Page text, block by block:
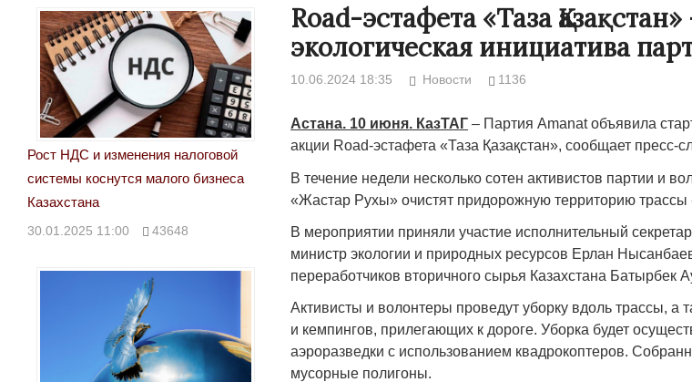
Road-эстафета «Таза
экологическая инициатива
10.06.2024 18:35 Новости 1136
Астана. 10 июня. КазТАГ – Партия Amanat объявила
акции Road-эстафета «Таза Қазақстан», сообщает пресс-
В течение недели несколько сотен активистов партии и
«Жастар Рухы» очистят придорожную территорию
В мероприятии приняли участие исполнительный
министр экологии и природных ресурсов Ерлан
переработчиков вторичного сырья Казахстана Батырбек
Активисты и волонтеры проведут уборку вдоль трассы, а
и кемпингов, прилегающих к дороге. Уборка будет
аэроразведки с использованием квадрокоптеров.
мусорные полигоны.
Рост НДС и изменения налоговой
системы коснутся малого бизнеса
Казахстана
30.01.2025 11:00 43648
Народ выбрал свет
29972